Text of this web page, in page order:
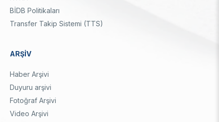
BİDB Politikaları
Transfer Takip Sistemi (TTS)
ARŞİV
Haber Arşivi
Duyuru arşivi
Fotoğraf Arşivi
Video Arşivi